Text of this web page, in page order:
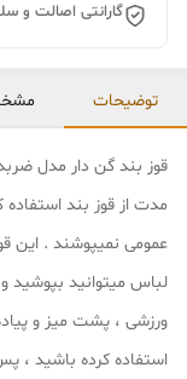
گارانتی اصالت و
توضیحات
قوز بند گن دار مدل
مدت از قوز بند
عمومی نمیپوشند . این
لباس میتوانید
ورزشی ، پشت میز و
استفاده کرده باشید ،